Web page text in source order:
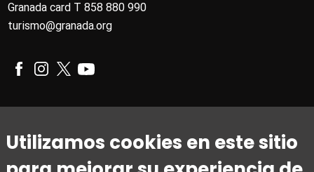
Granada card T 858 880 990
turismo@granada.org
De 1 de marzo a 31 de octubre
De lunes a viernes de 09:00 a 20:00
Utilizamos cookies en este sitio